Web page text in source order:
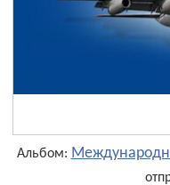
Альбом: